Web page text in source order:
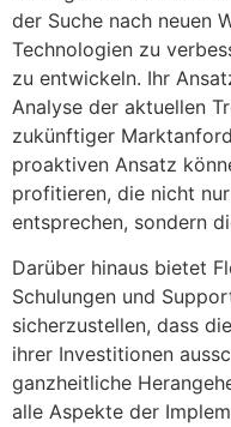
der Suche nach neuen
Technologien zu
zu entwickeln. Ihr
Analyse der aktuellen
zukünftiger
proaktiven Ansatz
profitieren, die nicht
entsprechen, sondern
Darüber hinaus bietet
Schulungen und
sicherzustellen, dass
ihrer Investitionen
ganzheitliche
alle Aspekte der